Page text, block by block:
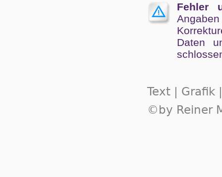
Fehler
Angaben
Da­ten
Text | Grafik
©by Reiner